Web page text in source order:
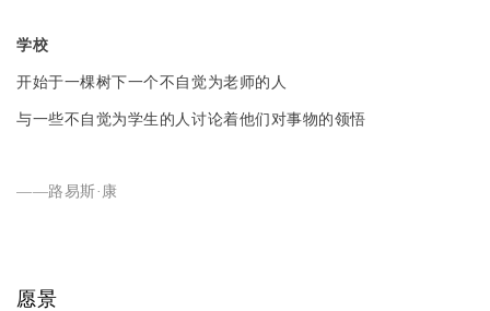
学校
开始于一棵树下一个不自觉为老师的人
与一些不自觉为学生的人讨论着他们对事物的领悟
——路易斯·康
愿景